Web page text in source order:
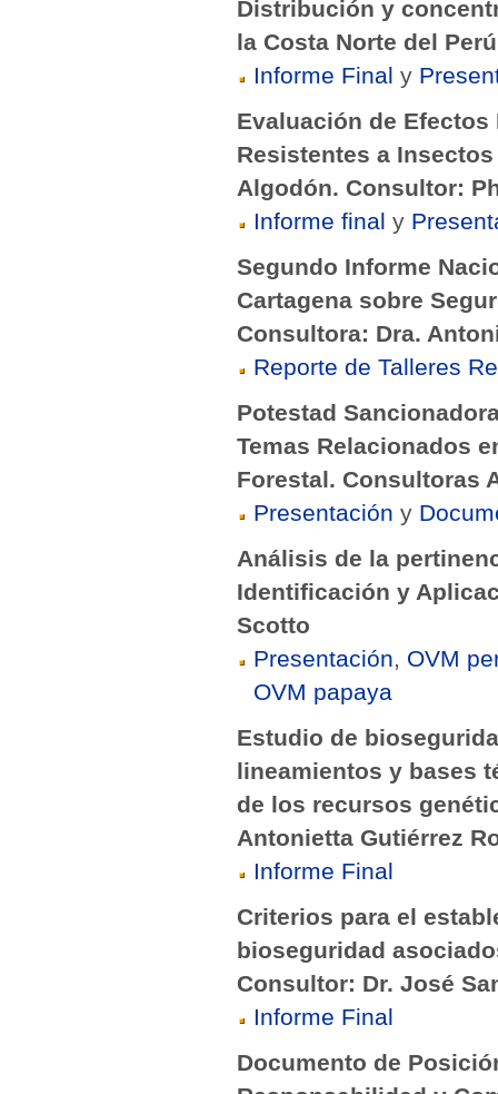
Distribución y
la Costa Norte del
Informe Final y
Evaluación de
Resistentes a
Algodón. Consultor:
Informe final y
Segundo Informe
Cartagena sobre
Consultora: Dra.
Reporte de Talleres
Potestad
Temas Relacionados
Forestal. Consultoras
Presentación y
Análisis de la
Identificación y
Scotto
Presentación, OVM
OVM papaya
Estudio de
lineamientos y bases
de los recursos
Antonietta Gutiérrez
Informe Final
Criterios para el
bioseguridad
Consultor: Dr. José
Informe Final
Documento de